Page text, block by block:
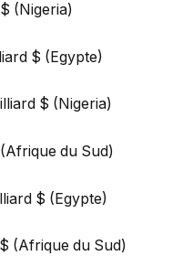
(Nigeria)
$ (Egypte)
$ (Nigeria)
du Sud)
$ (Egypte)
(Afrique du Sud)